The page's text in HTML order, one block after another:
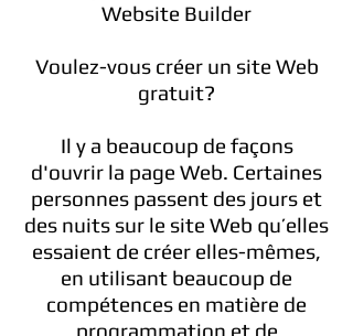
Website Builder
Voulez-vous créer un site Web
gratuit?
Il y a beaucoup de façons
d'ouvrir la page Web. Certaines
personnes passent des jours et
des nuits sur le site Web qu’elles
essaient de créer elles-mêmes,
en utilisant beaucoup de
compétences en matière de
programmation et de